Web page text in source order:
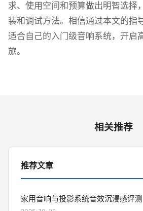
求、使用空间和预算做出明智选择
装和调试方法。相信通过本文的指
适合自己的入门级音响系统，开启
旅。
相关推荐
推荐文章
家用音响与投影系统音效沉浸感评测